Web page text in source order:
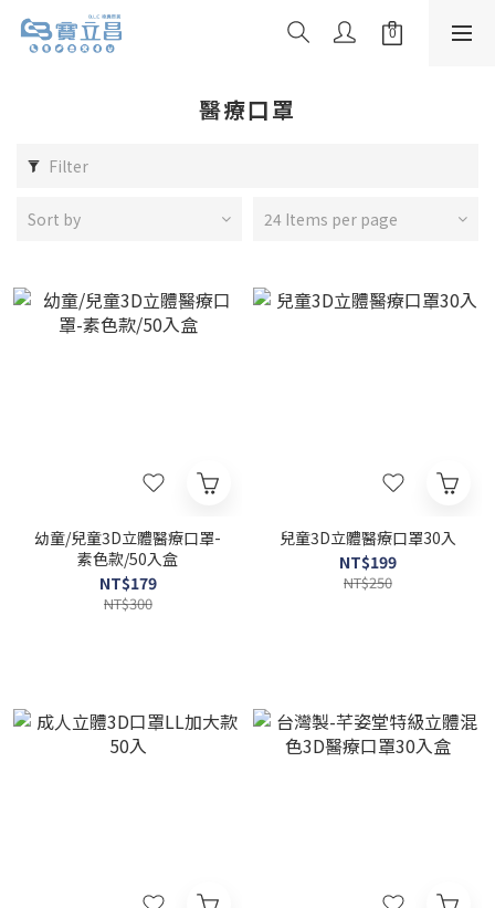
醫療口罩
Filter
Sort by 24 Items per page
幼童/兒童3D立體醫療口罩-
素色款/50入盒
NT$179
NT$300
兒童3D立體醫療口罩30入
NT$199
NT$250